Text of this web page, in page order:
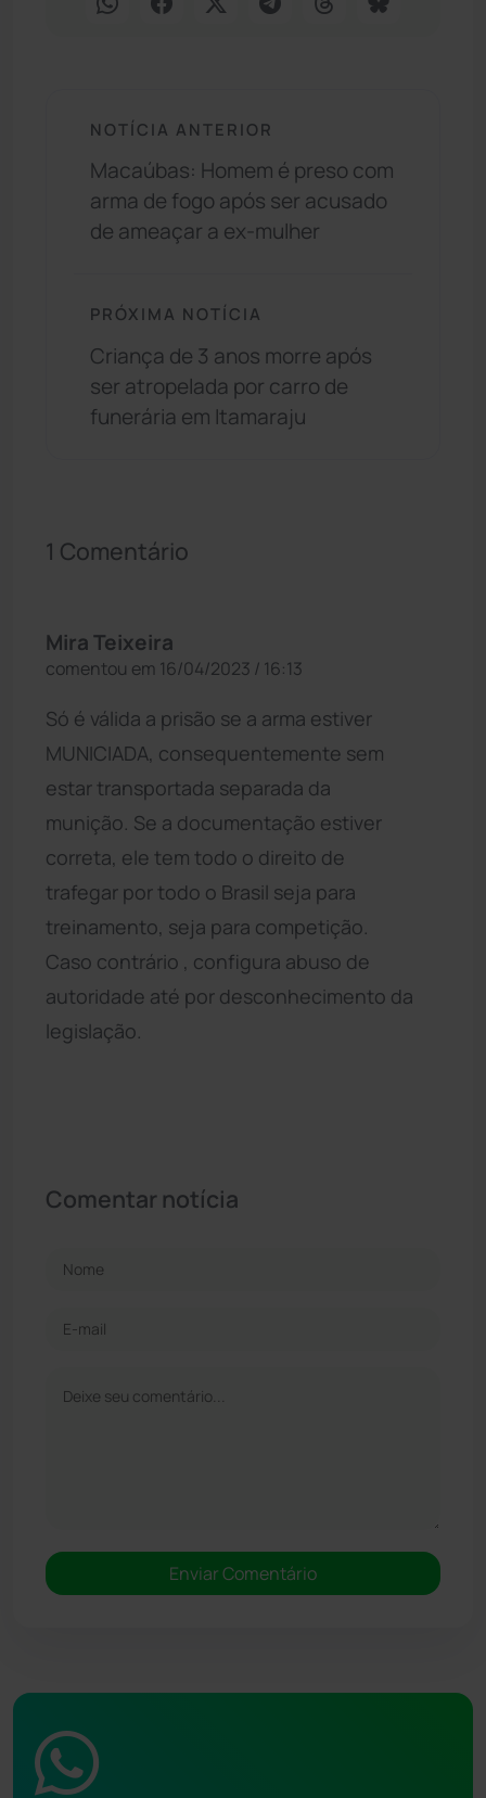
NOTÍCIA ANTERIOR
Macaúbas: Homem é preso com
arma de fogo após ser acusado
de ameaçar a ex-mulher
PRÓXIMA NOTÍCIA
Criança de 3 anos morre após
ser atropelada por carro de
funerária em Itamaraju
1 Comentário
Mira Teixeira
comentou em 16/04/2023 / 16:13
Só é válida a prisão se a arma estiver
MUNICIADA, consequentemente sem
estar transportada separada da
munição. Se a documentação estiver
correta, ele tem todo o direito de
trafegar por todo o Brasil seja para
treinamento, seja para competição.
Caso contrário , configura abuso de
autoridade até por desconhecimento da
legislação.
Comentar notícia